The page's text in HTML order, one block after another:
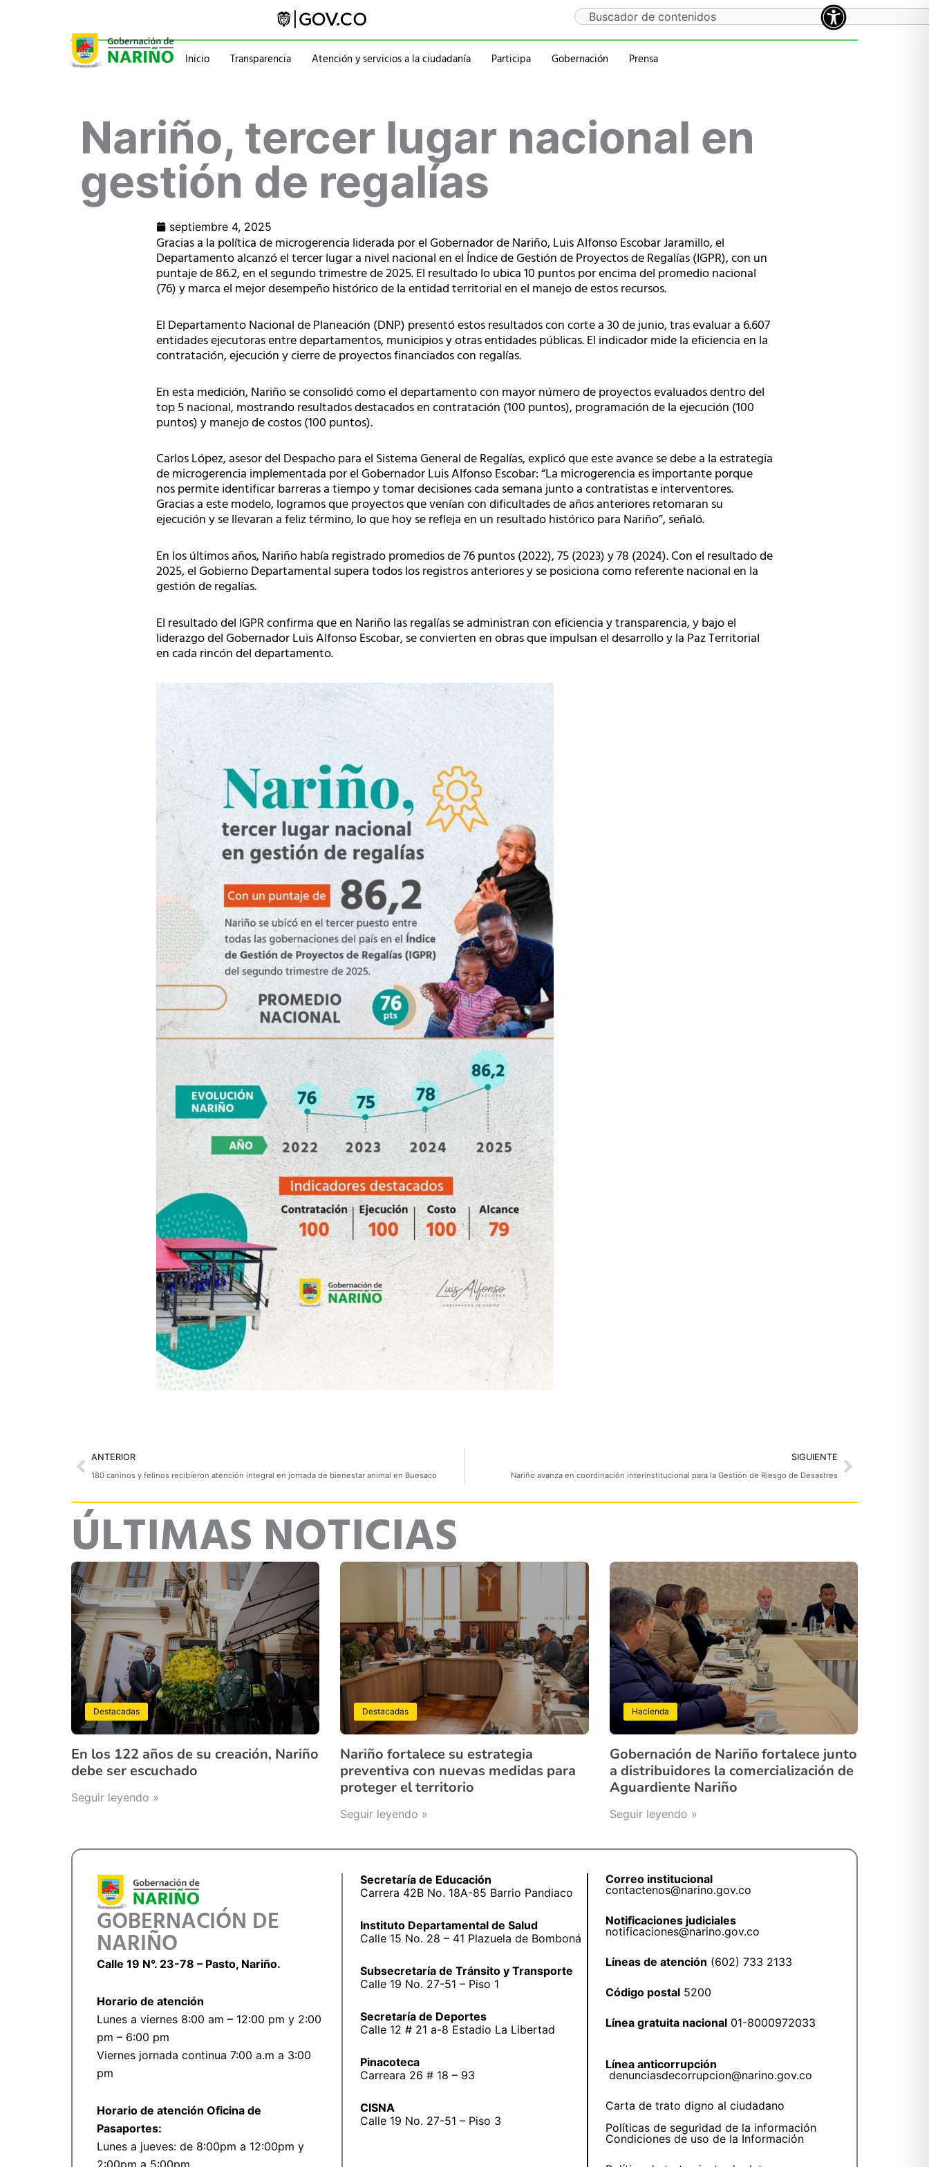
contenido
Search
Inicio Transparencia Atención y servicios a la ciudadanía
Normatividad
Notificaciones
Calendario de eventos
Ubicación
Participa Gobernación
Gobernador
Información administrativa
Historia
Símbolos
Mapa
Personajes
2020-2023
2016-2019
2012-2015
Prensa
Nariño, tercer lugar nacional en
gestión de regalías
septiembre 4, 2025
Gracias a la política de microgerencia liderada por el Gobernador de Nariño, Luis Alfonso Escobar Jaramillo, el
Departamento alcanzó el tercer lugar a nivel nacional en el Índice de Gestión de Proyectos de Regalías (IGPR), con un
puntaje de 86.2, en el segundo trimestre de 2025. El resultado lo ubica 10 puntos por encima del promedio nacional
(76) y marca el mejor desempeño histórico de la entidad territorial en el manejo de estos recursos.
El Departamento Nacional de Planeación (DNP) presentó estos resultados con corte a 30 de junio, tras evaluar a 6.607
entidades ejecutoras entre departamentos, municipios y otras entidades públicas. El indicador mide la eficiencia en la
contratación, ejecución y cierre de proyectos financiados con regalías.
En esta medición, Nariño se consolidó como el departamento con mayor número de proyectos evaluados dentro del
top 5 nacional, mostrando resultados destacados en contratación (100 puntos), programación de la ejecución (100
puntos) y manejo de costos (100 puntos).
Carlos López, asesor del Despacho para el Sistema General de Regalías, explicó que este avance se debe a la estrategia
de microgerencia implementada por el Gobernador Luis Alfonso Escobar: “La microgerencia es importante porque
nos permite identificar barreras a tiempo y tomar decisiones cada semana junto a contratistas e interventores.
Gracias a este modelo, logramos que proyectos que venían con dificultades de años anteriores retomaran su
ejecución y se llevaran a feliz término, lo que hoy se refleja en un resultado histórico para Nariño”, señaló.
En los últimos años, Nariño había registrado promedios de 76 puntos (2022), 75 (2023) y 78 (2024). Con el resultado de
2025, el Gobierno Departamental supera todos los registros anteriores y se posiciona como referente nacional en la
gestión de regalías.
El resultado del IGPR confirma que en Nariño las regalías se administran con eficiencia y transparencia, y bajo el
liderazgo del Gobernador Luis Alfonso Escobar, se convierten en obras que impulsan el desarrollo y la Paz Territorial
en cada rincón del departamento.
Prev
ANTERIOR
180 caninos y felinos recibieron atención integral en jornada de bienestar animal en Buesaco
SIGUIENTE
Nariño avanza en coordinación interinstitucional para la Gestión de Riesgo de Desastres
Next
ÚLTIMAS NOTICIAS
Destacadas
En los 122 años de su creación, Nariño
debe ser escuchado
Seguir leyendo »
Destacadas
Nariño fortalece su estrategia
preventiva con nuevas medidas para
proteger el territorio
Seguir leyendo »
Hacienda
Gobernación de Nariño fortalece junto
a distribuidores la comercialización de
Aguardiente Nariño
Seguir leyendo »
GOBERNACIÓN DE
NARIÑO
Calle 19 N°. 23-78 – Pasto, Nariño.
Horario de atención
Lunes a viernes 8:00 am – 12:00 pm y 2:00
pm – 6:00 pm
Viernes jornada continua 7:00 a.m a 3:00
pm
Horario de atención Oficina de
Pasaportes:
Lunes a jueves: de 8:00pm a 12:00pm y
Secretaría de Educación
Carrera 42B No. 18A-85 Barrio Pandiaco
Instituto Departamental de Salud
Calle 15 No. 28 – 41 Plazuela de Bomboná
Subsecretaría de Tránsito y Transporte
Calle 19 No. 27-51 – Piso 1
Secretaría de Deportes
Calle 12 # 21 a-8 Estadio La Libertad
Pinacoteca
Carreara 26 # 18 – 93
CISNA
Calle 19 No. 27-51 – Piso 3
Correo institucional
contactenos@narino.gov.co
Notificaciones judiciales
notificaciones@narino.gov.co
Líneas de atención (602) 733 2133
Código postal 5200
Línea gratuita nacional 01-8000972033
Línea anticorrupción
denunciasdecorrupcion@narino.gov.co
Carta de trato digno al ciudadano
Políticas de seguridad de la información
Condiciones de uso de la Información